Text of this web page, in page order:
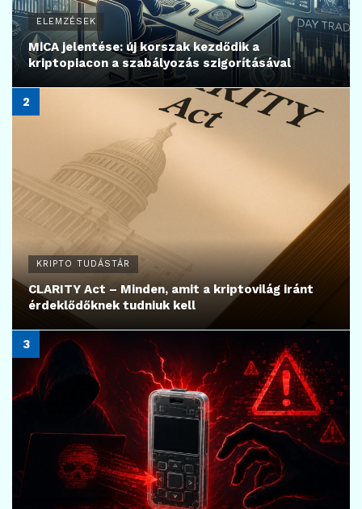
ELEMZÉSEK
MiCA jelentése: új korszak kezdődik a
kriptopiacon a szabályozás szigorításával
KRIPTO TUDÁSTÁR
CLARITY Act – Minden, amit a kriptovilág iránt
érdeklődőknek tudniuk kell